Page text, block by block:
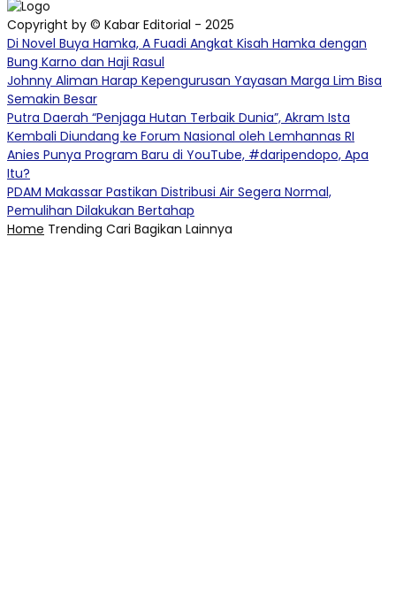
Copyright by © Kabar Editorial - 2025
Di Novel Buya Hamka, A Fuadi Angkat Kisah Hamka dengan
Bung Karno dan Haji Rasul
Johnny Aliman Harap Kepengurusan Yayasan Marga Lim Bisa
Semakin Besar
Putra Daerah “Penjaga Hutan Terbaik Dunia”, Akram Ista
Kembali Diundang ke Forum Nasional oleh Lemhannas RI
Anies Punya Program Baru di YouTube, #daripendopo, Apa
Itu?
PDAM Makassar Pastikan Distribusi Air Segera Normal,
Pemulihan Dilakukan Bertahap
Home Trending Cari Bagikan Lainnya